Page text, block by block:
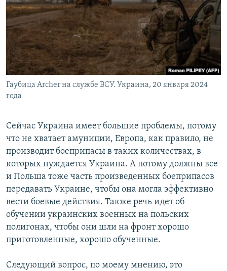
Гаубица Archer на службе ВСУ. Украина, 20 января 2024
года
Сейчас Украина имеет большие проблемы, потому
что не хватает амуниции, Европа, как правило, не
производит боеприпасы в таких количествах, в
которых нуждается Украина. А потому должны все
и Польша тоже часть произведенных боеприпасов
передавать Украине, чтобы она могла эффективно
вести боевые действия. Также речь идет об
обучении украинских военных на польских
полигонах, чтобы они шли на фронт хорошо
приготовленные, хорошо обученные.
Следующий вопрос, по моему мнению, это